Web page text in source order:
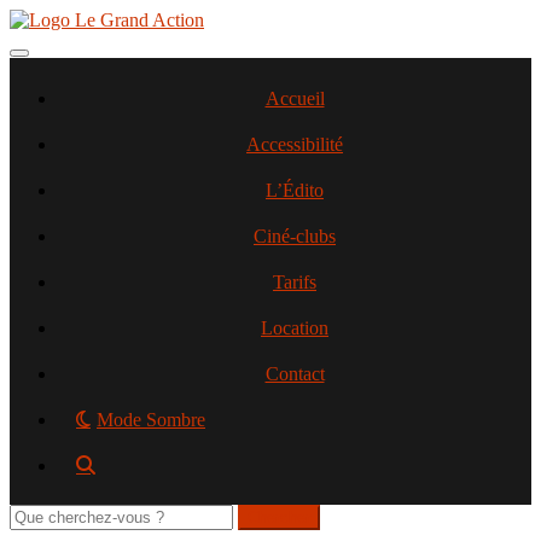
Aller
contenu
Toggle navigation
Accueil
Accessibilité
L’Édito
Ciné-clubs
Tarifs
Location
Contact
Mode Sombre
Rechercher
sur